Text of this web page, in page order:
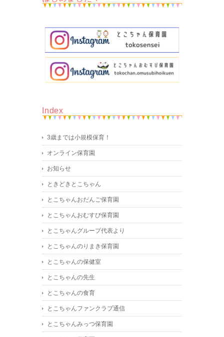
Index
3歳までは小規模保育！
オンライン保育園
お知らせ
ときどきとこちゃん
とこちゃんおだんご保育園
とこちゃんおむすび保育園
とこちゃんグループ代表より
とこちゃんのりまき保育園
とこちゃんの保健室
とこちゃんの先生
とこちゃんの食育
とこちゃんファンクラブ通信
とこちゃんみっつ保育園